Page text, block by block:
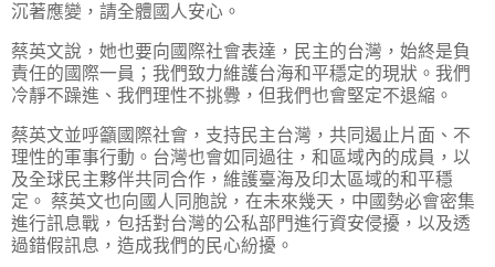
沉著應變，請全體國人安心。
蔡英文說，她也要向國際社會表達，民主的台灣，始終是負
責任的國際一員；我們致力維護台海和平穩定的現狀。我們
冷靜不躁進、我們理性不挑釁，但我們也會堅定不退縮。
蔡英文並呼籲國際社會，支持民主台灣，共同遏止片面、不
理性的軍事行動。台灣也會如同過往，和區域內的成員，以
及全球民主夥伴共同合作，維護臺海及印太區域的和平穩
定。 蔡英文也向國人同胞說，在未來幾天，中國勢必會密集
進行訊息戰，包括對台灣的公私部門進行資安侵擾，以及透
過錯假訊息，造成我們的民心紛擾。